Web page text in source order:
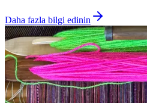
Daha fazla bilgi edinin